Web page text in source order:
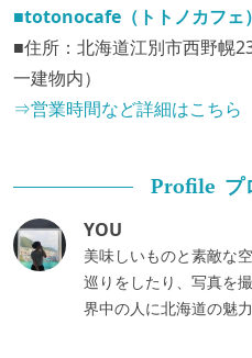
■totonocafe（トトノカフェ）
■住所：北海道江別市西野幌
一建物内）
⇒営業時間など詳細はこちら
Profile プ
YOU
美味しいものと素敵な
巡りをしたり、写真を
界中の人に北海道の魅